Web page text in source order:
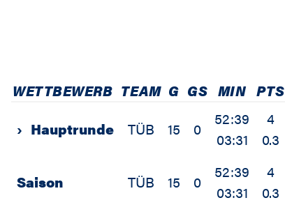
WETTBEWERB TEAM G GS MIN PTS
› Hauptrunde TÜB 15 0
52:39
03:31
4
0.3
Saison TÜB 15 0
52:39
03:31
4
0.3